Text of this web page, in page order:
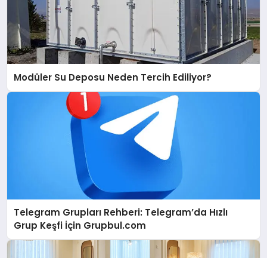
Modüler Su Deposu Neden Tercih Ediliyor?
Telegram Grupları Rehberi: Telegram’da Hızlı
Grup Keşfi İçin Grupbul.com